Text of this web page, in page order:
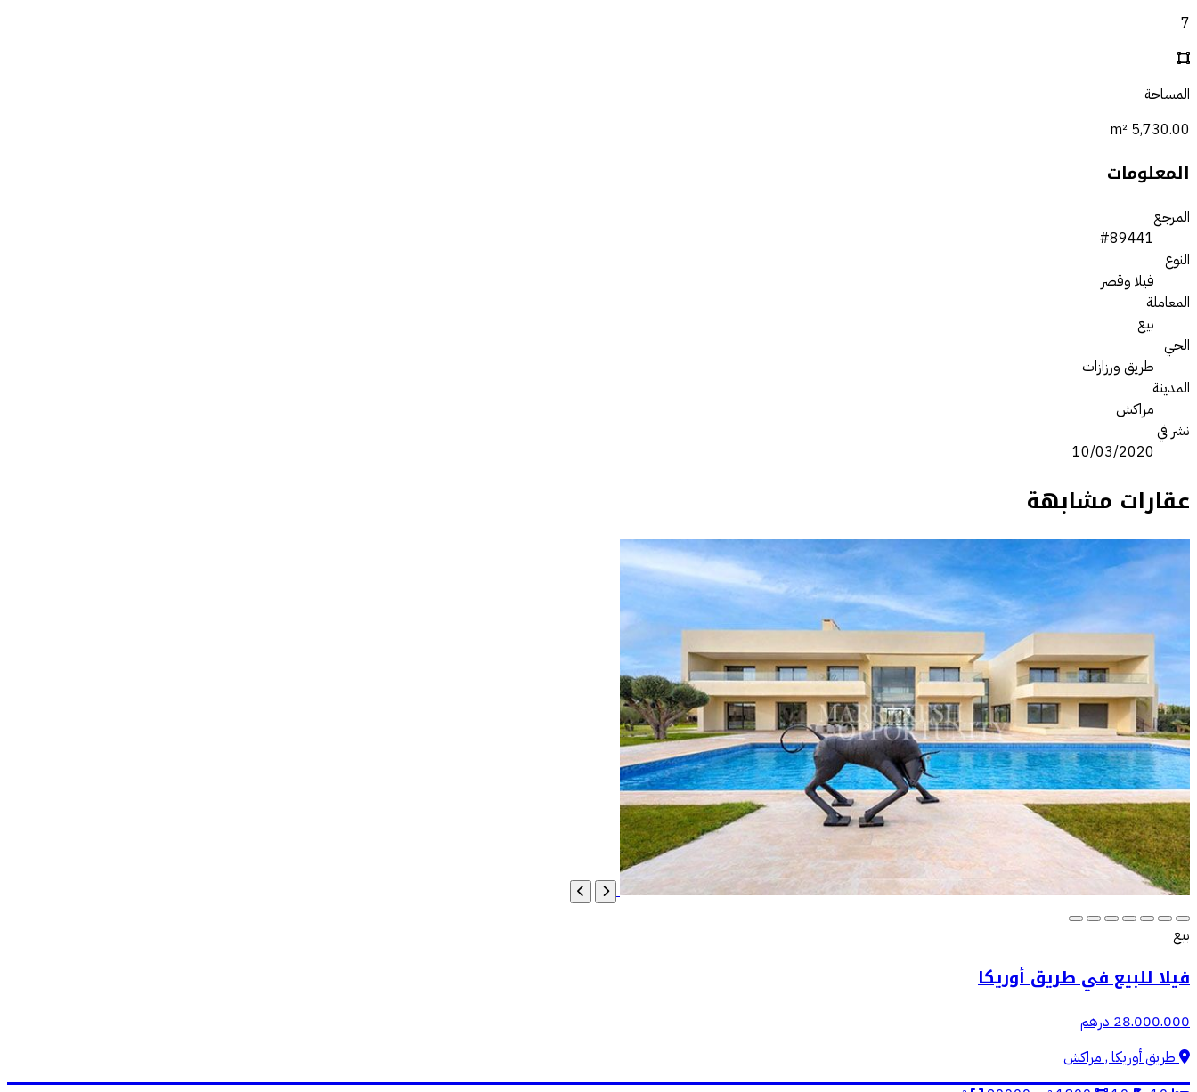
7
المساحة
5,730.00 m²
المعلومات
المرجع
#89441
النوع
فيلا وقصر
المعاملة
بيع
الحي
طريق ورزازات
المدينة
مراكش
نشر في
10/03/2020
عقارات مشابهة
بيع
فيلا للبيع في طريق أوريكا
28.000.000 درهم
طريق أوريكا , مراكش